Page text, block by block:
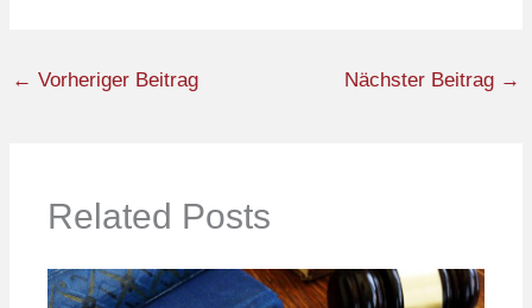
← Vorheriger Beitrag Nächster Beitrag →
Related Posts